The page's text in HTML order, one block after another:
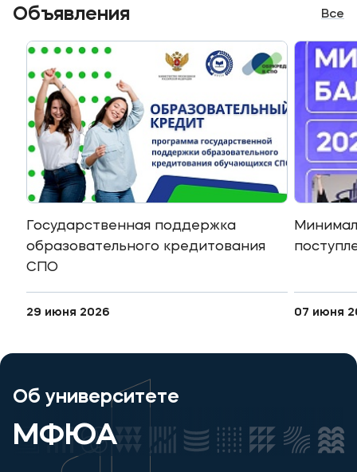
Банковские реквизиты
Мы в соцсетях
Подобрать программу
Объявления Все
Государственная поддержка
образовательного кредитования
СПО
29 июня 2026 07 июня
Об университете
МФЮА